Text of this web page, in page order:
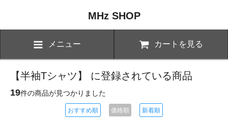
MHz SHOP
メニュー カートを見る
【半袖Tシャツ】 に登録されている商品
19件の商品が見つかりました
おすすめ順 価格順 新着順